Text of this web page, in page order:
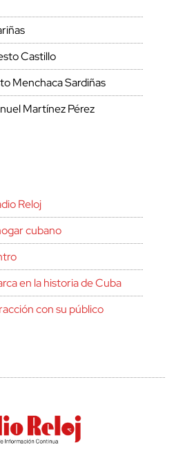
Castillo
Menchaca Sardiñas
Martínez Pérez
Reloj
cubano
en la historia de Cuba
con su público